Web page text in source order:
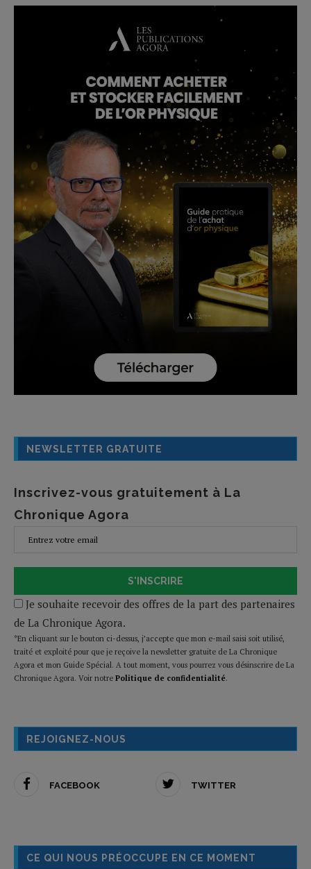
NEWSLETTER GRATUITE
Inscrivez-vous gratuitement à La
Chronique Agora
S'INSCRIRE
Je souhaite recevoir des offres de la part des partenaires
de La Chronique Agora.
*En cliquant sur le bouton ci-dessus, j’accepte que mon e-mail saisi soit utilisé,
traité et exploité pour que je reçoive la newsletter gratuite de La Chronique
Agora et mon Guide Spécial. A tout moment, vous pourrez vous désinscrire de La
Chronique Agora. Voir notre Politique de confidentialité.
REJOIGNEZ-NOUS
FACEBOOK TWITTER
CE QUI NOUS PRÉOCCUPE EN CE MOMENT